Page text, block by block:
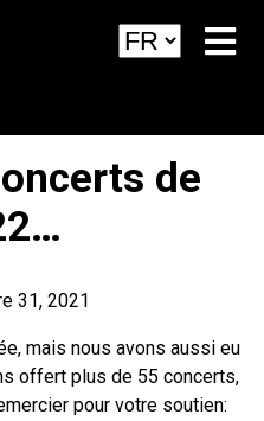
de
31, 2021
mais nous avons aussi eu
offert plus de 55 concerts,
pour votre soutien: